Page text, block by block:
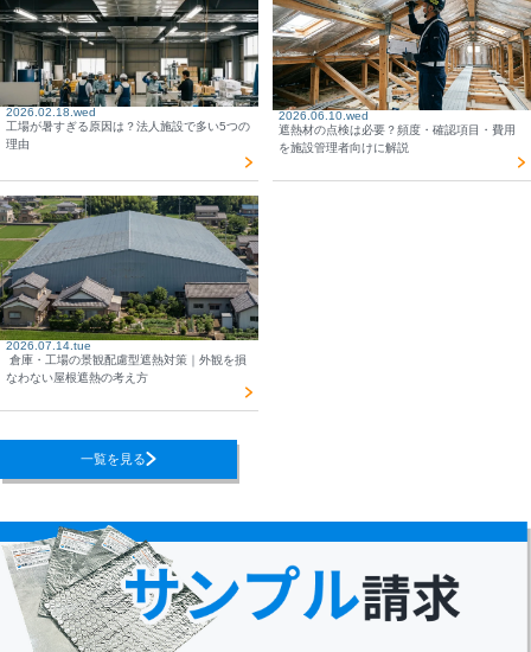
2026.02.18.wed
工場が暑すぎる原因は？法人施設で多い5つの
理由
2026.06.10.wed
遮熱材の点検は必要？頻度・確認項目・費用
を施設管理者向けに解説
2026.07.14.tue
倉庫・工場の景観配慮型遮熱対策｜外観を損
なわない屋根遮熱の考え方
一覧を見る